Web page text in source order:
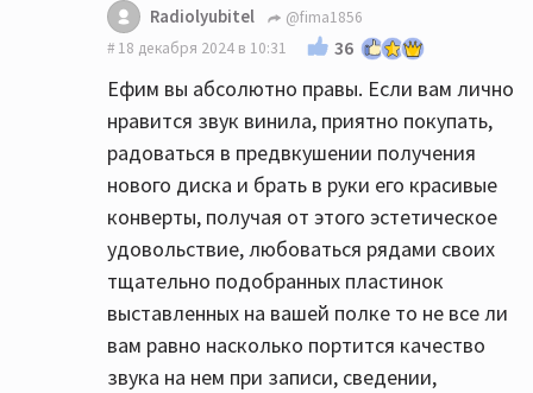
Radiolyubitel
@fima1856
18 декабря 2024 в 10:31
36
Ефим вы абсолютно правы. Если вам лично
нравится звук винила, приятно покупать,
радоваться в предвкушении получения
нового диска и брать в руки его красивые
конверты, получая от этого эстетическое
удовольствие, любоваться рядами своих
тщательно подобранных пластинок
выставленных на вашей полке то не все ли
вам равно насколько портится качество
звука на нем при записи, сведении,